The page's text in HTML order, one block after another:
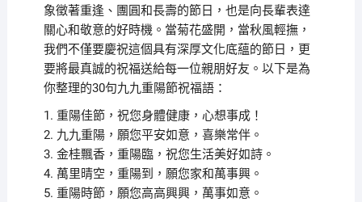
象徵著重逢、團圓和長壽的節日，也是向長輩表達
關心和敬意的好時機。當菊花盛開，當秋風輕撫，
我們不僅要慶祝這個具有深厚文化底蘊的節日，更
要將最真誠的祝福送給每一位親朋好友。以下是為
你整理的30句九九重陽節祝福語：
1. 重陽佳節，祝您身體健康，心想事成！
2. 九九重陽，願您平安如意，喜樂常伴。
3. 金桂飄香，重陽臨，祝您生活美好如詩。
4. 萬里晴空，重陽到，願您家和萬事興。
5. 重陽時節，願您高高興興，萬事如意。